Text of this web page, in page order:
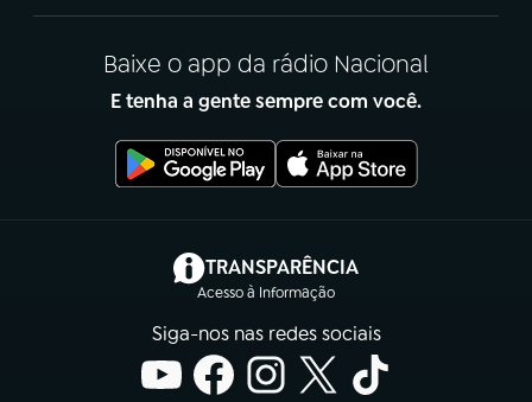
Baixe o app da rádio Nacional
E tenha a gente sempre com você.
TRANSPARÊNCIA
Acesso à Informação
(abre em nova aba)
Siga-nos nas redes sociais